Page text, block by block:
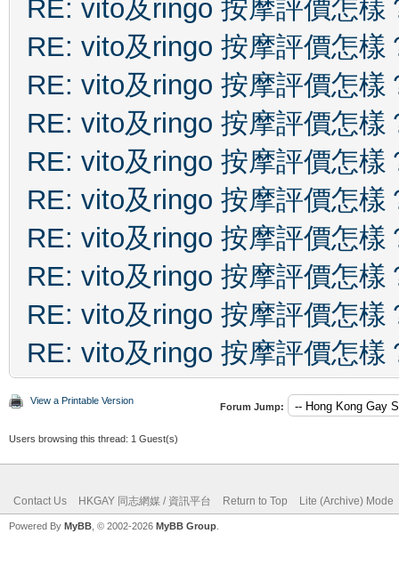
RE: vito及ringo 按摩評價怎樣
RE: vito及ringo 按摩評價怎樣
RE: vito及ringo 按摩評價怎樣
RE: vito及ringo 按摩評價怎樣
RE: vito及ringo 按摩評價怎樣
RE: vito及ringo 按摩評價怎樣
RE: vito及ringo 按摩評價怎樣
RE: vito及ringo 按摩評價怎樣
RE: vito及ringo 按摩評價怎樣
RE: vito及ringo 按摩評價怎樣
View a Printable Version
Forum Jump:
Users browsing this thread: 1 Guest(s)
Contact Us HKGAY 同志網媒 / 資訊平台 Return to Top Lite (Archive) Mode
Powered By MyBB , © 2002-2026 MyBB Group